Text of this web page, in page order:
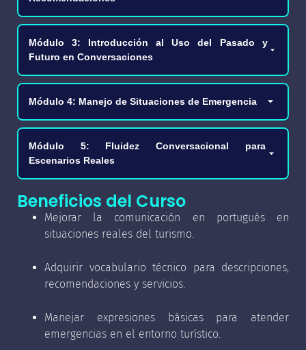
✓ Responder con precisión preguntas comunes
✓ Construcción de frases interrogativas y
afirmativas sobre servicios específicos.
atracciones locales.
✓ Expresiones útiles para dar recomendaciones
✓ Vocabulario sobre transporte, alojamientos y
Módulo 3: Introducción al Uso del Pasado y
Futuro en Conversaciones
experiencias pasadas.
servicios próximos.
✓ Frases comunes para detallar itinerarios y planes
turísticos.
Módulo 4: Manejo de Situaciones de Emergencia
seguridad.
✓ Cómo dar indicaciones claras sobre hospitales,
comisarías y protocolos sanitarios.
✓ Vocabulario para emergencias vinculadas al
turismo.
Módulo 5: Fluidez Conversacional para
Escenarios Reales
✓ Atención en recepción, restaurantes y
excursiones.
✓ Resolución de problemas frecuentes (reservas,
✓ Uso de frases de cortesía y despedida
Beneficios del Curso
Mejorar la comunicación en portugués en
situaciones reales del turismo.
Adquirir vocabulario técnico para descripciones,
recomendaciones y servicios.
Manejar expresiones básicas para atender
emergencias en el entorno turístico.